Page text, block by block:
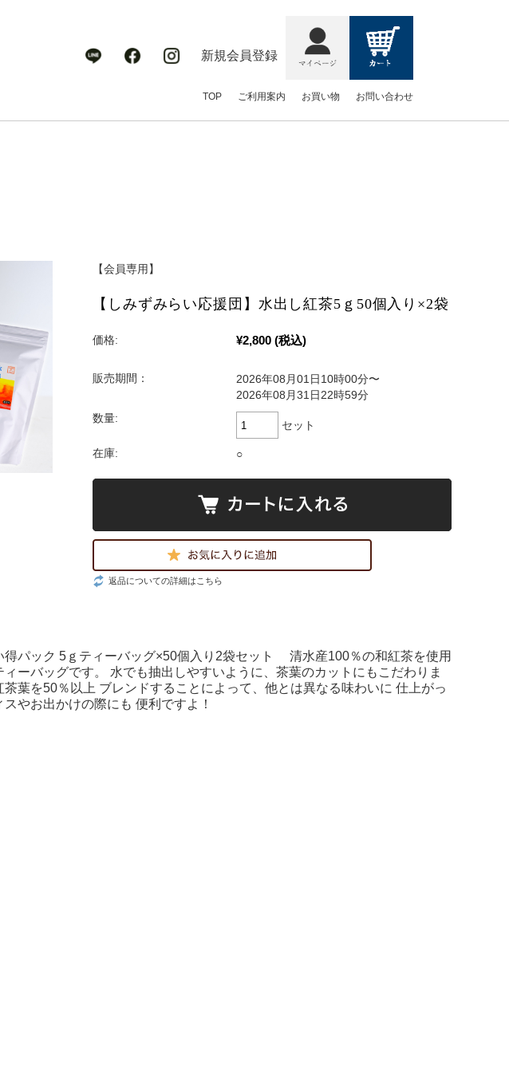
新規会員登録
TOP ご利用案内 お買い物 お問い合わせ
【会員専用】
【しみずみらい応援団】水出し紅茶5ｇ50個入り×2袋
価格: ¥2,800 (税込)
販売期間：
2026年08月01日10時00分〜
2026年08月31日22時59分
数量:
セット
在庫: ○
返品についての詳細はこちら
パック 5ｇティーバッグ×50個入り2袋セット 清水産100％の和紅茶を使用
ーバッグです。 水でも抽出しやすいように、茶葉のカットにもこだわりま
葉を50％以上 ブレンドすることによって、他とは異なる味わいに 仕上がっ
やお出かけの際にも 便利ですよ！